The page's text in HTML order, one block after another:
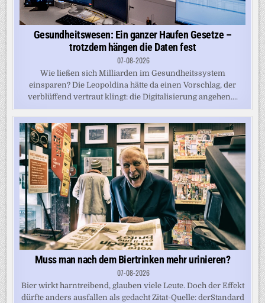
Gesundheitswesen: Ein ganzer Haufen Gesetze –
trotzdem hängen die Daten fest
07-08-2026
Wie ließen sich Milliarden im Gesundheitssystem
einsparen? Die Leopoldina hätte da einen Vorschlag, der
verblüffend vertraut klingt: die Digitalisierung angehen....
Muss man nach dem Biertrinken mehr urinieren?
07-08-2026
Bier wirkt harntreibend, glauben viele Leute. Doch der Effekt
dürfte anders ausfallen als gedacht Zitat-Quelle: derStandard